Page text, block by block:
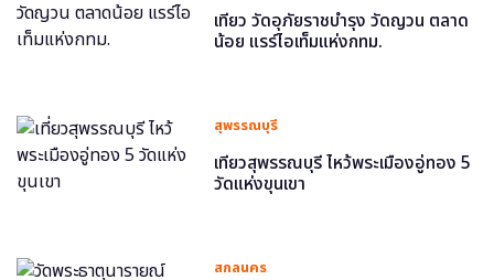
เที่ยว วัดอุภัยราชบำรุง วัดญวน ตลาด
น้อย แรร์ไอเท็มแห่งกทม.
สุพรรณบุรี
เที่ยวสุพรรณบุรี ไหว้พระเมืองอู่ทอง 5
วัดแห่งขุนเขา
สกลนคร